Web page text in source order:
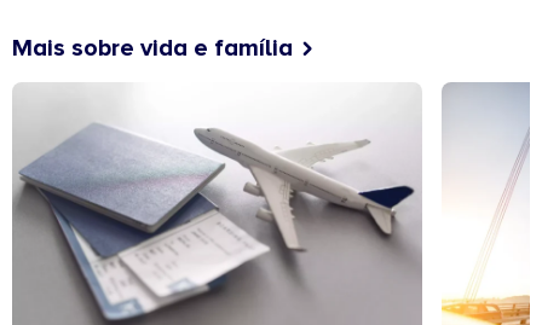
Mais sobre vida e família